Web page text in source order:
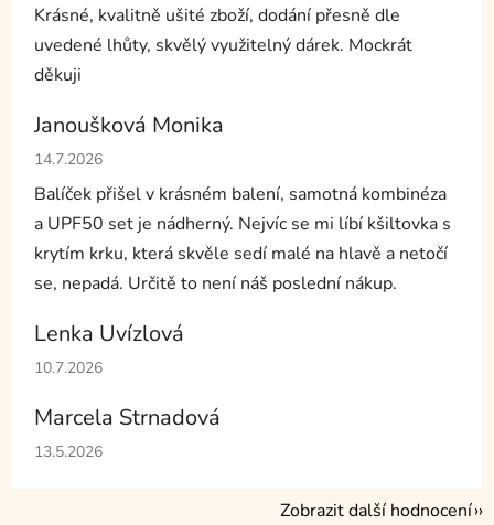
Krásné, kvalitně ušité zboží, dodání přesně dle
uvedené lhůty, skvělý využitelný dárek. Mockrát
děkuji
Janoušková Monika
Hodnocení obchodu je 5 z 5 hvězdiček.
14.7.2026
Balíček přišel v krásném balení, samotná kombinéza
a UPF50 set je nádherný. Nejvíc se mi líbí kšiltovka s
krytím krku, která skvěle sedí malé na hlavě a netočí
se, nepadá. Určitě to není náš poslední nákup.
Lenka Uvízlová
Hodnocení obchodu je 5 z 5 hvězdiček.
10.7.2026
Marcela Strnadová
Hodnocení obchodu je 5 z 5 hvězdiček.
13.5.2026
Zobrazit další hodnocení